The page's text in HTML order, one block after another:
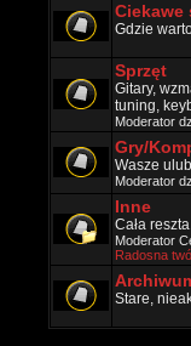
Ciekawe
Gdzie
Sprzęt
Gitary,
tuning,
Moderator
Gry/
Wasze
Moderator
Inne
Cała
Moderator
Radosna
Stare,